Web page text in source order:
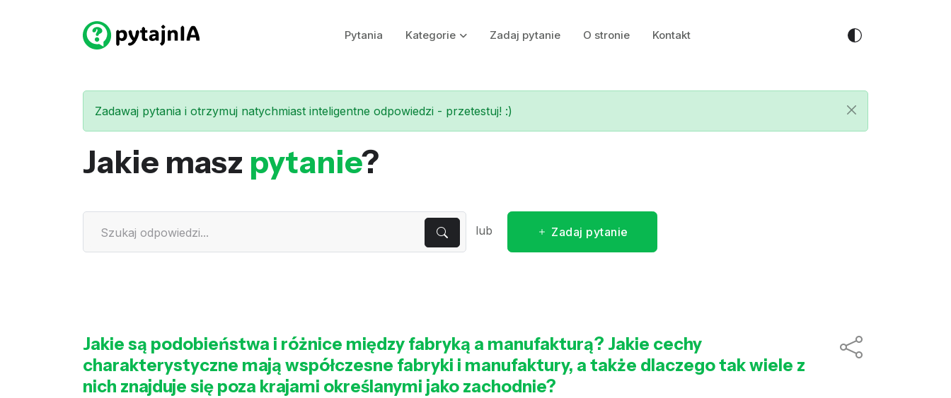
Pytania Kategorie Zadaj pytanie O stronie Kontakt
Zadawaj pytania i otrzymuj natychmiast inteligentne odpowiedzi - przetestuj! :)
Jakie masz pytanie?
lub Zadaj pytanie
Jakie są podobieństwa i różnice między fabryką a manufakturą? Jakie cechy
charakterystyczne mają współczesne fabryki i manufaktury, a także dlaczego tak wiele z
nich znajduje się poza krajami określanymi jako zachodnie?